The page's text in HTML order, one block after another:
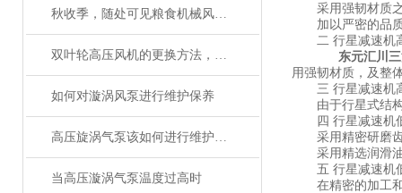
秋收季，随处可见粮食机械风机忙碌的身影
双叶轮高压风机的更换方法，快来了解一下吧！
如何对漩涡风泵进行维护保养
高压旋涡气泵该如何进行维护保养
当高压漩涡气泵温度过高时
采用强韧材质之
加以严密的品
二 行星减速机
东元汇川
用强韧材质，及整
三 行星减速机
由于行星式结构
四 行星减速机
采用精密研磨齿
采用精选润滑油:
五 行星减速机
在精密的加工和